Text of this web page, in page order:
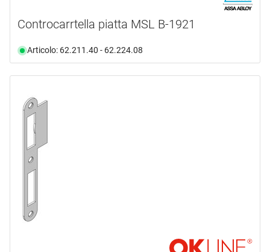
Controcarrtella piatta MSL B-1921
Articolo: 62.211.40 - 62.224.08